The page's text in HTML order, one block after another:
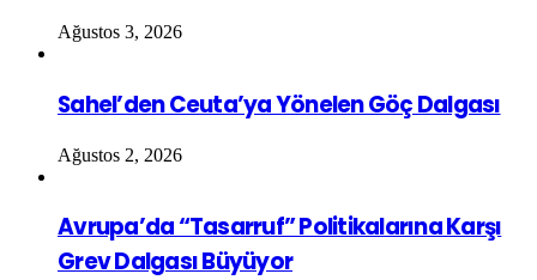
Ağustos 3, 2026
Sahel’den Ceuta’ya Yönelen Göç Dalgası
Ağustos 2, 2026
Avrupa’da “Tasarruf” Politikalarına Karşı
Grev Dalgası Büyüyor